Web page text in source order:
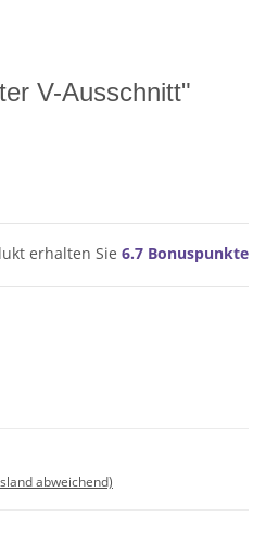
V-Ausschnitt"
erhalten Sie 6.7 Bonuspunkte
abweichend)